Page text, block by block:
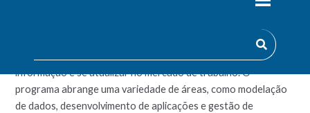
REQUALIFICAÇÃO PROFISSIONAL
Esta formação é uma oportunidade para profissionais que
informação e se atualizar no mercado de trabalho. O
programa abrange uma variedade de áreas, como modelação
de dados, desenvolvimento de aplicações e gestão de